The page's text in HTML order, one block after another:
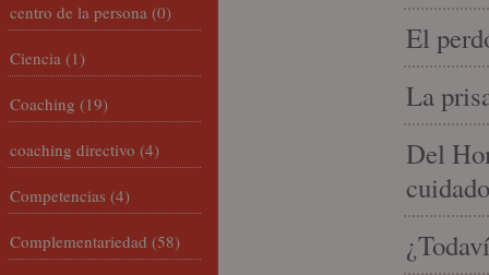
El
La
Del
cuidado
centro de la persona (0)
Ciencia (1)
Coaching (19)
coaching directivo (4)
Competencias (4)
Complementariedad (58)